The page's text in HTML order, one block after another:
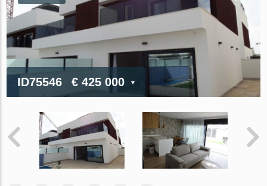
ID75546 € 425 000